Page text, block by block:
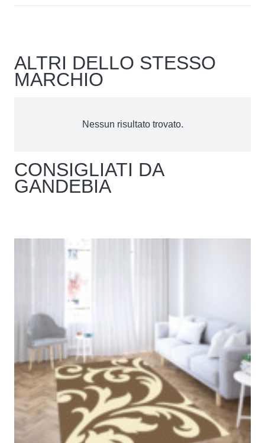
ALTRI DELLO STESSO
MARCHIO
Nessun risultato trovato.
CONSIGLIATI DA
GANDEBIA